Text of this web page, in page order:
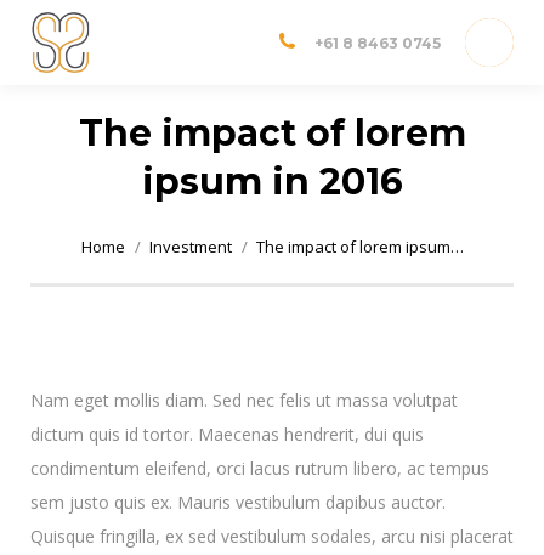
+61 8 8463 0745
Dr Shannon Sim
Adelaide Orthopedic Surgeon
The impact of lorem
ipsum in 2016
Home Investment The impact of lorem ipsum…
Nam eget mollis diam. Sed nec felis ut massa volutpat
dictum quis id tortor. Maecenas hendrerit, dui quis
condimentum eleifend, orci lacus rutrum libero, ac tempus
sem justo quis ex. Mauris vestibulum dapibus auctor.
Quisque fringilla, ex sed vestibulum sodales, arcu nisi placerat